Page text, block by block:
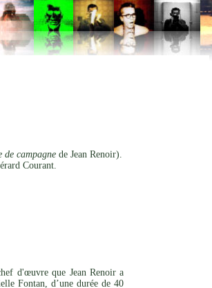
de campagne de Jean Renoir).
Courant.
d'œuvre que Jean Renoir a
Fontan, d’une durée de 40